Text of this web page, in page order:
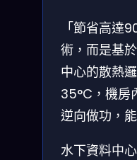
「節省高達
術，而是基
中心的散熱
35°C，機房
逆向做功，
水下資料中